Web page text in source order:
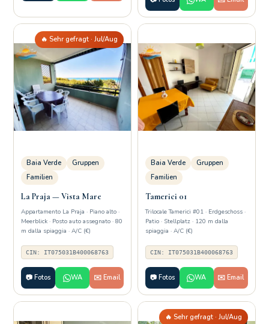
🔥 Sehr gefragt · Jul/Aug
Baia Verde
Gruppen
Familien
La Praja — Vista Mare
Appartamento La Praja · Piano alto ·
Meerblick · Posto auto assegnato · 80
m dalla spiaggia · A/C (€)
CIN: IT075031B400068763
📷 Fotos WA ✉️ Email
Baia Verde
Gruppen
Familien
Tamerici 01
Trilocale Tamerici #01 · Erdgeschoss ·
Patio · Stellplatz · 120 m dalla
spiaggia · A/C (€)
CIN: IT075031B400068763
📷 Fotos WA ✉️ Email
🔥 Sehr gefragt · Jul/Aug